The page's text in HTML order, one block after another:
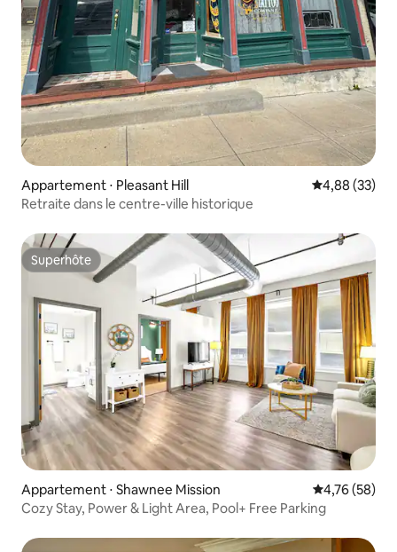
Appartement ⋅ Pleasant Hill Évaluation
4,88 (33)
Retraite dans le centre-ville historique
Superhôte
Superhôte
Appartement ⋅ Shawnee Mission Évaluation
4,76 (58)
Cozy Stay, Power & Light Area, Pool+ Free Parking